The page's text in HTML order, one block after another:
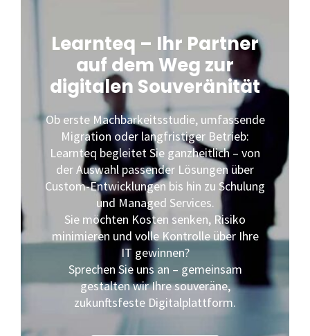
Learnteq – Ihr Partner
auf dem Weg zur
digitalen Souveränität
Ob erste Machbarkeitsstudie, umfassende
Migration oder langfristiger Betrieb:
Learnteq begleitet Sie ganzheitlich – von
der Auswahl passender Lösungen über
Custom-Entwicklungen bis hin zu Schulung
und Managed Services.
Sie möchten Kosten senken, Risiko
minimieren und volle Kontrolle über Ihre
IT gewinnen?
Sprechen Sie uns an – gemeinsam
gestalten wir Ihre souveräne,
zukunftsfeste Digitalplattform.